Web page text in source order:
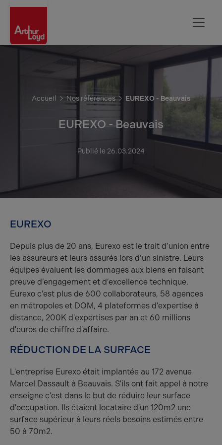
Accueil Nos références EUREXO - Beauvais
EUREXO - Beauvais
Publié le 26.03.2024
EUREXO
Depuis plus de 20 ans, Eurexo est le trait d’union entre
les assureurs et leurs assurés lors d’un sinistre. Leurs
équipes évaluent les dommages aux biens en faisant
preuve d’engagement et d’excellence technique.
Eurexo c'est plus de 600 collaborateurs, 58 agences
en métropoles et DOM, 4 plateformes d'expertise à
distance, 200K d'expertises par an et 60 millions
d'euros de chiffre d'affaire.
RÉDUCTION DE LA SURFACE
L'entreprise Eurexo était implantée au 172 avenue
Marcel Dassault à Beauvais. S'ils ont fait appel à notre
enseigne c'est dans le but de réduire leur surface
d'occupation. Ils étaient locataire d'un 120m2 une
surface supérieur à leurs réels besoins estimés entre
50 à 70m2.